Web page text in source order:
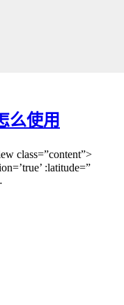
么使用
class=”content”>
:latitude=”